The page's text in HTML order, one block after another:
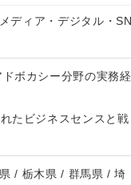
ディア・デジタル・
ボカシー分野の実務経
たビジネスセンスと戦
/ 栃木県 / 群馬県 / 埼